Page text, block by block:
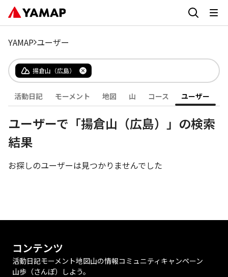
YAMAP ユーザー
揚倉山（広島）
活動日記 モーメント 地図 山 コース ユーザー
ユーザーで「揚倉山（広島）」の検索
結果
お探しのユーザーは見つかりませんでした
コンテンツ
活動日記モーメント地図山の情報コミュニティ キャンペーン
山歩（さんぽ）しよう。